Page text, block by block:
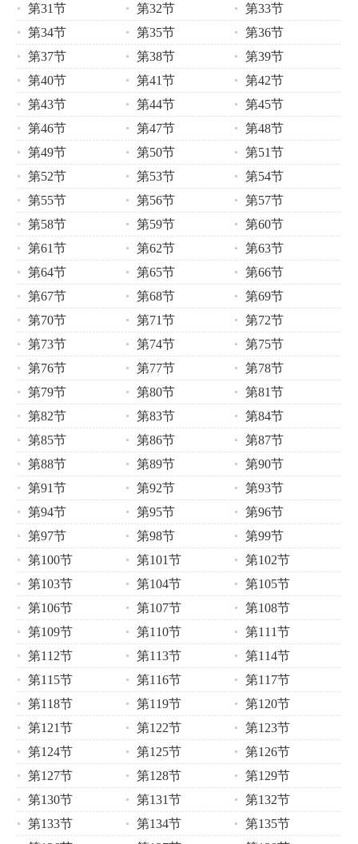
第31节
第32节
第33节
第34节
第35节
第36节
第37节
第38节
第39节
第40节
第41节
第42节
第43节
第44节
第45节
第46节
第47节
第48节
第49节
第50节
第51节
第52节
第53节
第54节
第55节
第56节
第57节
第58节
第59节
第60节
第61节
第62节
第63节
第64节
第65节
第66节
第67节
第68节
第69节
第70节
第71节
第72节
第73节
第74节
第75节
第76节
第77节
第78节
第79节
第80节
第81节
第82节
第83节
第84节
第85节
第86节
第87节
第88节
第89节
第90节
第91节
第92节
第93节
第94节
第95节
第96节
第97节
第98节
第99节
第100节
第101节
第102节
第103节
第104节
第105节
第106节
第107节
第108节
第109节
第110节
第111节
第112节
第113节
第114节
第115节
第116节
第117节
第118节
第119节
第120节
第121节
第122节
第123节
第124节
第125节
第126节
第127节
第128节
第129节
第130节
第131节
第132节
第133节
第134节
第135节